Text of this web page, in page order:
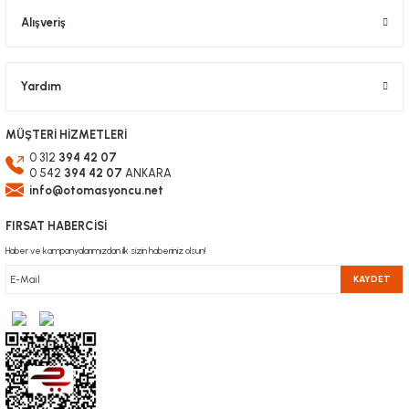
Alışveriş
Yardım
MÜŞTERİ HİZMETLERİ
0 312 394 42 07
0 542 394 42 07 ANKARA
info@otomasyoncu.net
FIRSAT HABERCİSİ
Haber ve kampanyalarımızdan ilk sizin haberiniz olsun!
KAYDET